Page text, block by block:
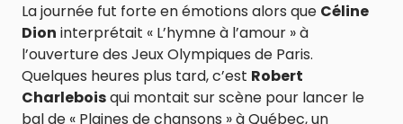
La journée fut forte en émotions alors que Céline
Dion interprétait « L’hymne à l’amour » à
l’ouverture des Jeux Olympiques de Paris.
Quelques heures plus tard, c’est Robert
Charleboisqui montait sur scène pour lancer le
bal de « Plaines de chansons » à Québec, un